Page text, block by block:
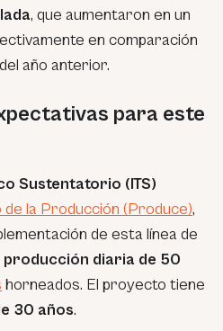
, que aumentaron en un
en comparación
año anterior.
para este
Sustentatorio (ITS)
de la Producción (Produce),
de esta línea de
producción diaria de 50
horneados. El proyecto tiene
30 años.